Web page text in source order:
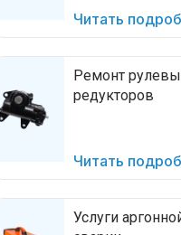
Читать
Ремонт
редукторов
Читать
Услуги